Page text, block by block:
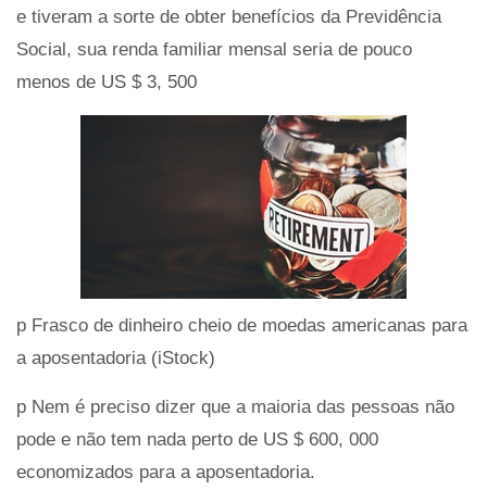
e tiveram a sorte de obter benefícios da Previdência
Social, sua renda familiar mensal seria de pouco
menos de US $ 3, 500
p Frasco de dinheiro cheio de moedas americanas para
a aposentadoria (iStock)
p Nem é preciso dizer que a maioria das pessoas não
pode e não tem nada perto de US $ 600, 000
economizados para a aposentadoria.